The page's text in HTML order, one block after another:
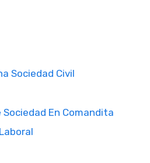
Sociedad Civil
En Comandita